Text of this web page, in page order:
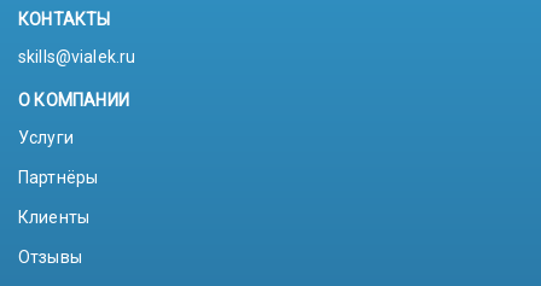
КОНТАКТЫ
skills@vialek.ru
О КОМПАНИИ
Услуги
Партнёры
Клиенты
Отзывы